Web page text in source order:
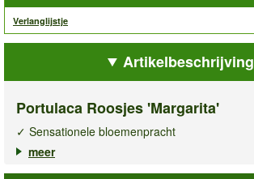
Verlanglijstje
Artikelbeschrijving
Portulaca Roosjes 'Margarita'
✓ Sensationele bloemenpracht
✓ Bloeit van zomer tot laat in de herfst
meer